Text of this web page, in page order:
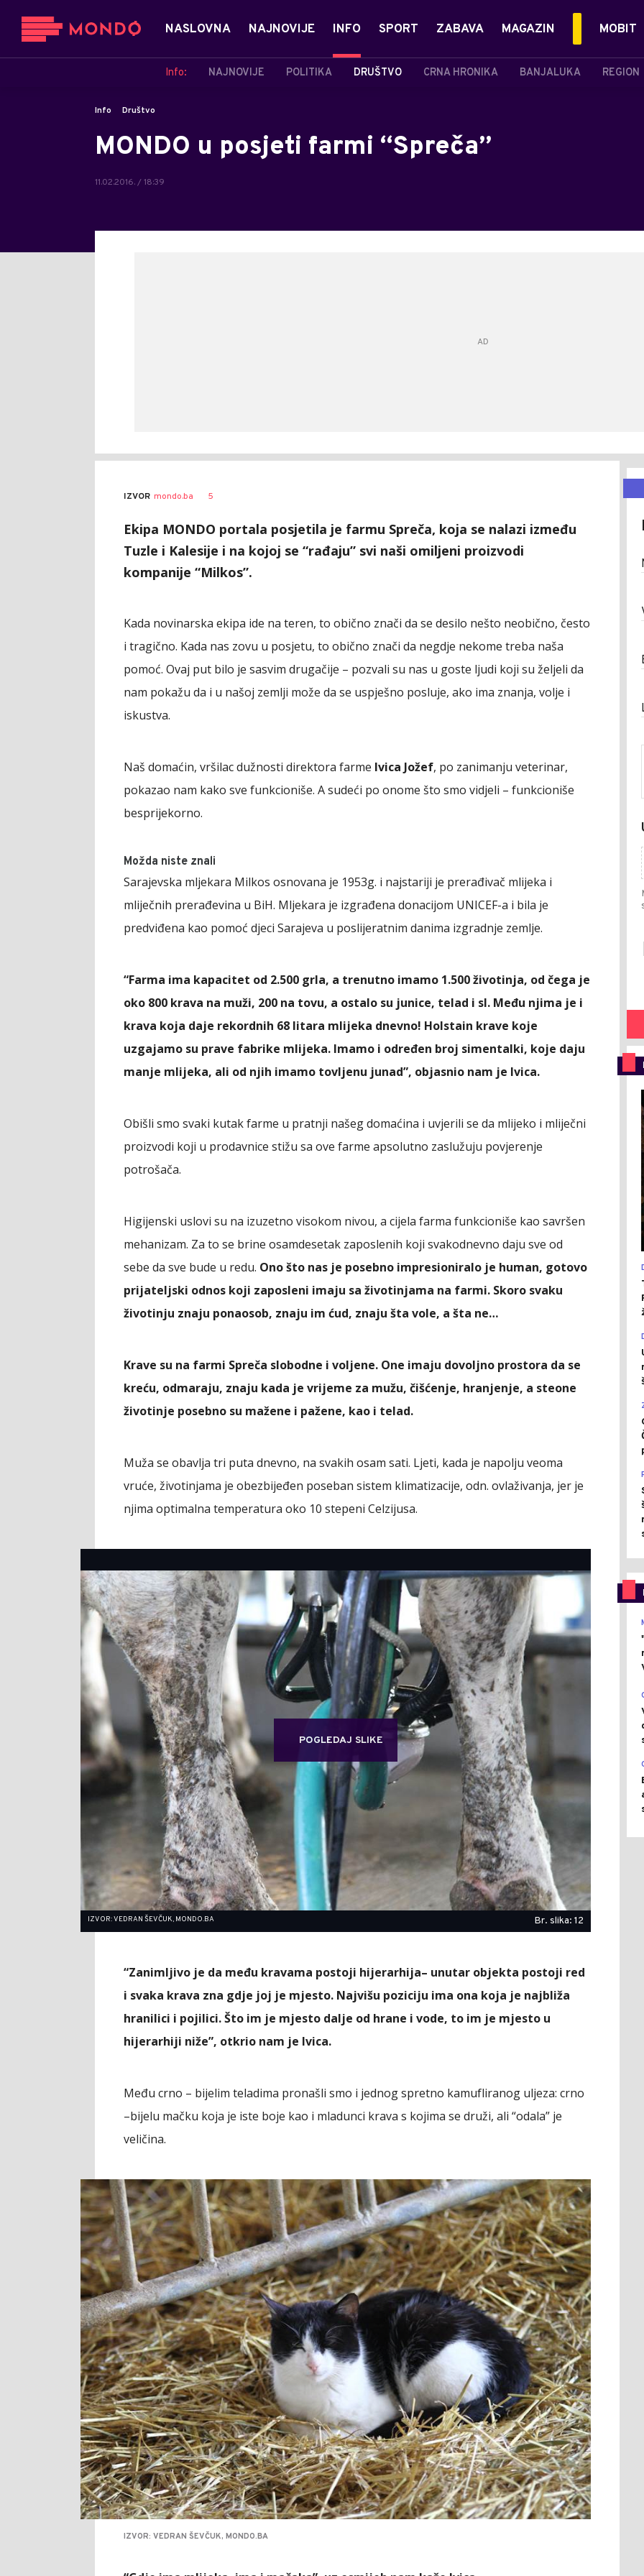
NASLOVNA NAJNOVIJE INFO
Info: NAJNOVIJE POLITIKA DRUŠTVO CRNA HRONIKA BANJALUKA REGION
SPORT ZABAVA MAGAZIN MOBIT
Info Društvo
MONDO u posjeti farmi “Spreča”
11.02.2016. / 18:39
AUTOR
Vesna
Kerkez
IZVOR mondo.ba 5
Ekipa MONDO portala posjetila je farmu Spreča, koja se nalazi između
Tuzle i Kalesije i na kojoj se “rađaju” svi naši omiljeni proizvodi
kompanije “Milkos”.
Kada novinarska ekipa ide na teren, to obično znači da se desilo nešto neobično, često
i tragično. Kada nas zovu u posjetu, to obično znači da negdje nekome treba naša
pomoć. Ovaj put bilo je sasvim drugačije – pozvali su nas u goste ljudi koji su željeli da
nam pokažu da i u našoj zemlji može da se uspješno posluje, ako ima znanja, volje i
iskustva.
Naš domaćin, vršilac dužnosti direktora farme Ivica Jožef, po zanimanju veterinar,
pokazao nam kako sve funkcioniše. A sudeći po onome što smo vidjeli – funkcioniše
besprijekorno.
Možda niste znali
Sarajevska mljekara Milkos osnovana je 1953g. i najstariji je prerađivač mlijeka i
mliječnih prerađevina u BiH. Mljekara je izgrađena donacijom UNICEF-a i bila je
predviđena kao pomoć djeci Sarajeva u poslijeratnim danima izgradnje zemlje.
“Farma ima kapacitet od 2.500 grla, a trenutno imamo 1.500 životinja, od čega je
oko 800 krava na muži, 200 na tovu, a ostalo su junice, telad i sl. Među njima je i
krava koja daje rekordnih 68 litara mlijeka dnevno! Holstain krave koje
uzgajamo su prave fabrike mlijeka. Imamo i određen broj simentalki, koje daju
manje mlijeka, ali od njih imamo tovljenu junad”, objasnio nam je Ivica.
Obišli smo svaki kutak farme u pratnji našeg domaćina i uvjerili se da mlijeko i mliječni
proizvodi koji u prodavnice stižu sa ove farme apsolutno zaslužuju povjerenje
potrošača.
Higijenski uslovi su na izuzetno visokom nivou, a cijela farma funkcioniše kao savršen
mehanizam. Za to se brine osamdesetak zaposlenih koji svakodnevno daju sve od
sebe da sve bude u redu. Ono što nas je posebno impresioniralo je human, gotovo
prijateljski odnos koji zaposleni imaju sa životinjama na farmi. Skoro svaku
životinju znaju ponaosob, znaju im ćud, znaju šta vole, a šta ne…
Krave su na farmi Spreča slobodne i voljene. One imaju dovoljno prostora da se
kreću, odmaraju, znaju kada je vrijeme za mužu, čišćenje, hranjenje, a steone
životinje posebno su mažene i pažene, kao i telad.
Muža se obavlja tri puta dnevno, na svakih osam sati. Ljeti, kada je napolju veoma
vruće, životinjama je obezbijeđen poseban sistem klimatizacije, odn. ovlaživanja, jer je
njima optimalna temperatura oko 10 stepeni Celzijusa.
POGLEDAJ SLIKE
IZVOR: VEDRAN ŠEVČUK, MONDO.BA Br. slika: 12
“Zanimljivo je da među kravama postoji hijerarhija– unutar objekta postoji red
i svaka krava zna gdje joj je mjesto. Najvišu poziciju ima ona koja je najbliža
hranilici i pojilici. Što im je mjesto dalje od hrane i vode, to im je mjesto u
hijerarhiji niže”, otkrio nam je Ivica.
Među crno – bijelim teladima pronašli smo i jednog spretno kamufliranog uljeza: crno
–bijelu mačku koja je iste boje kao i mladunci krava s kojima se druži, ali “odala” je
veličina.
IZVOR: VEDRAN ŠEVČUK, MONDO.BA